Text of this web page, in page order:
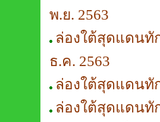
พ.ย. 2563
ล่องใต้สุดแดนทั
ธ.ค. 2563
ล่องใต้สุดแดนทั
ล่องใต้สุดแดนทั